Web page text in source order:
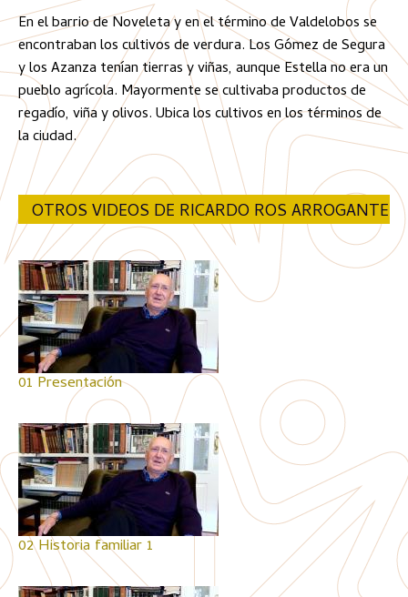
En el barrio de Noveleta y en el término de Valdelobos se
encontraban los cultivos de verdura. Los Gómez de Segura
y los Azanza tenían tierras y viñas, aunque Estella no era un
pueblo agrícola. Mayormente se cultivaba productos de
regadío, viña y olivos. Ubica los cultivos en los términos de
la ciudad.
OTROS VIDEOS DE RICARDO ROS ARROGANTE
01 Presentación
02 Historia familiar 1